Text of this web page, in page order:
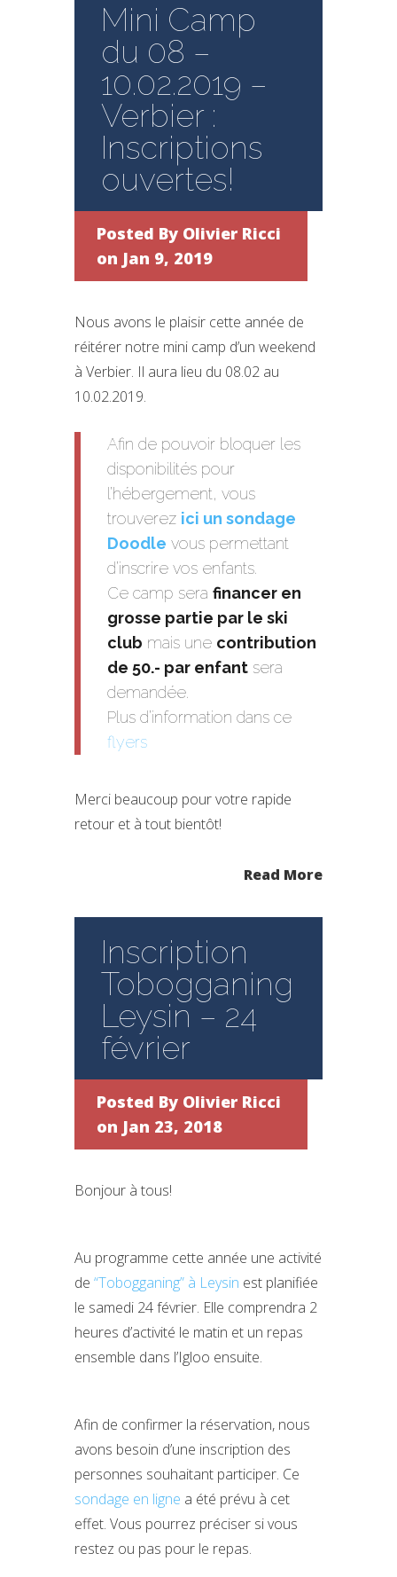
Mini Camp
du 08 –
10.02.2019 –
Verbier :
Inscriptions
ouvertes!
Posted By Olivier Ricci
on Jan 9, 2019
Nous avons le plaisir cette année de
réitérer notre mini camp d’un weekend
à Verbier. Il aura lieu du 08.02 au
10.02.2019.
Afin de pouvoir bloquer les
disponibilités pour
l’hébergement, vous
trouverez ici un sondage
Doodle vous permettant
d’inscrire vos enfants.
Ce camp sera financer en
grosse partie par le ski
club mais une contribution
de 50.- par enfant sera
demandée.
Plus d’information dans ce
flyers
Merci beaucoup pour votre rapide
retour et à tout bientôt!
Read More
Inscription
Tobogganing
Leysin – 24
février
Posted By Olivier Ricci
on Jan 23, 2018
Bonjour à tous!
Au programme cette année une activité
de “Tobogganing” à Leysin est planifiée
le samedi 24 février. Elle comprendra 2
heures d’activité le matin et un repas
ensemble dans l’Igloo ensuite.
Afin de confirmer la réservation, nous
avons besoin d’une inscription des
personnes souhaitant participer. Ce
sondage en ligne a été prévu à cet
effet. Vous pourrez préciser si vous
restez ou pas pour le repas.